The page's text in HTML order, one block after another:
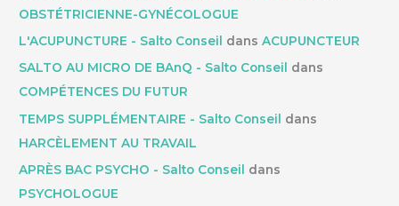
OBSTÉTRICIENNE-GYNÉCOLOGUE
L'ACUPUNCTURE - Salto Conseil
dansACUPUNCTEUR
SALTO AU MICRO DE BAnQ - Salto Conseil
dans
COMPÉTENCES DU FUTUR
TEMPS SUPPLÉMENTAIRE - Salto Conseil
dans
HARCÈLEMENT AU TRAVAIL
APRÈS BAC PSYCHO - Salto Conseil
dans
PSYCHOLOGUE